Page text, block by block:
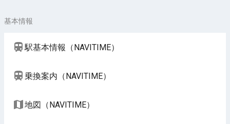
基本情報
駅基本情報（NAVITIME）
乗換案内（NAVITIME）
地図（NAVITIME）